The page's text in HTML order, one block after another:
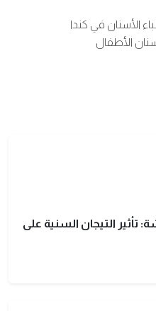
الأسنان في كندا
الأطفال
التيجان السنية على